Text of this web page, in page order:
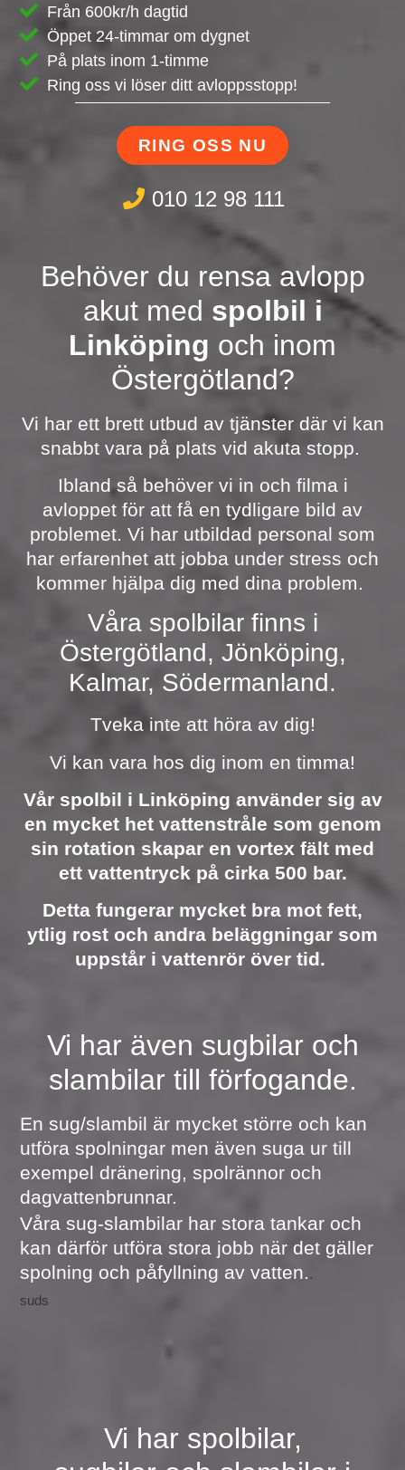
Från 600kr/h dagtid
Öppet 24-timmar om dygnet
På plats inom 1-timme
Ring oss vi löser ditt avloppsstopp!
RING OSS NU
010 12 98 111
Behöver du rensa avlopp
akut med spolbil i
Linköping och inom
Östergötland?
Vi har ett brett utbud av tjänster där vi kan
snabbt vara på plats vid akuta stopp.
Ibland så behöver vi in och filma i
avloppet för att få en tydligare bild av
problemet. Vi har utbildad personal som
har erfarenhet att jobba under stress och
kommer hjälpa dig med dina problem.
Våra spolbilar finns i
Östergötland, Jönköping,
Kalmar, Södermanland.
Tveka inte att höra av dig!
Vi kan vara hos dig inom en timma!
Vår spolbil i Linköping använder sig av
en mycket het vattenstråle som genom
sin rotation skapar en vortex fält med
ett vattentryck på cirka 500 bar.
Detta fungerar mycket bra mot fett,
ytlig rost och andra beläggningar som
uppstår i vattenrör över tid.
Vi har även sugbilar och
slambilar till förfogande.
En sug/slambil är mycket större och kan
utföra spolningar men även suga ur till
exempel dränering, spolrännor och
dagvattenbrunnar.
Våra sug-slambilar har stora tankar och
kan därför utföra stora jobb när det gäller
spolning och påfyllning av vatten..
suds
Vi har spolbilar,